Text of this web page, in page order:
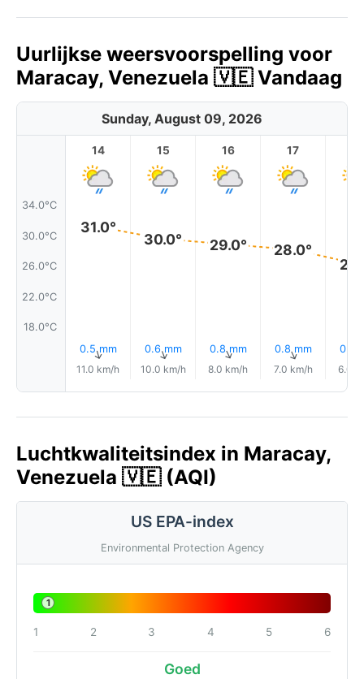
Uurlijkse weersvoorspelling voor
Maracay, Venezuela 🇻🇪 Vandaag
Sunday, August 09, 2026
34.0°C
30.0°C
26.0°C
22.0°C
18.0°C
14
31.0°
0.5 mm
↑
11.0 km/h
15
30.0°
0.6 mm
↑
10.0 km/h
16
29.0°
0.8 mm
↑
8.0 km/h
17
28.0°
0.8 mm
↑
7.0 km/h
0.7
6.0
Luchtkwaliteitsindex in Maracay,
Venezuela 🇻🇪 (AQI)
US EPA-index
Environmental Protection Agency
1
1 2 3 4 5 6
Goed